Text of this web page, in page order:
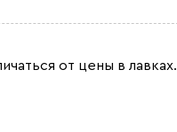
от цены в лавках.